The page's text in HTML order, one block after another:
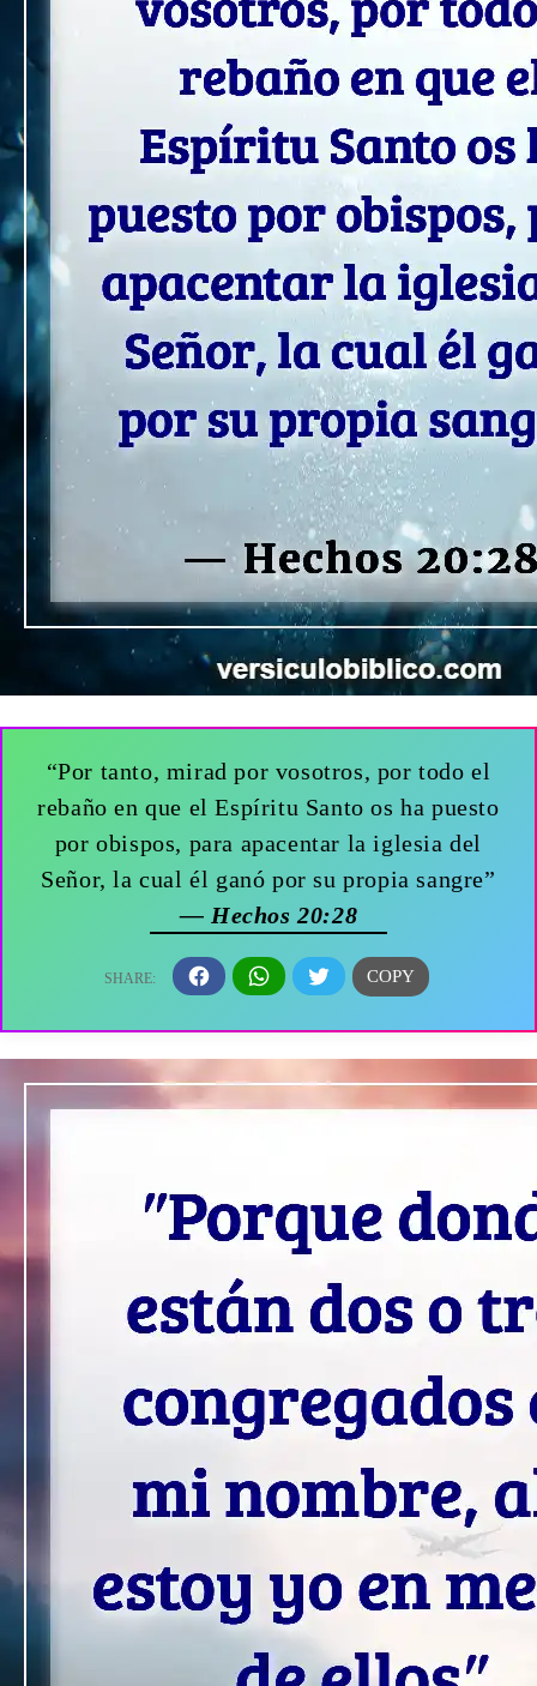
“Por tanto, mirad por vosotros, por todo el
rebaño en que el Espíritu Santo os ha puesto
por obispos, para apacentar la iglesia del
Señor, la cual él ganó por su propia sangre”
— Hechos 20:28